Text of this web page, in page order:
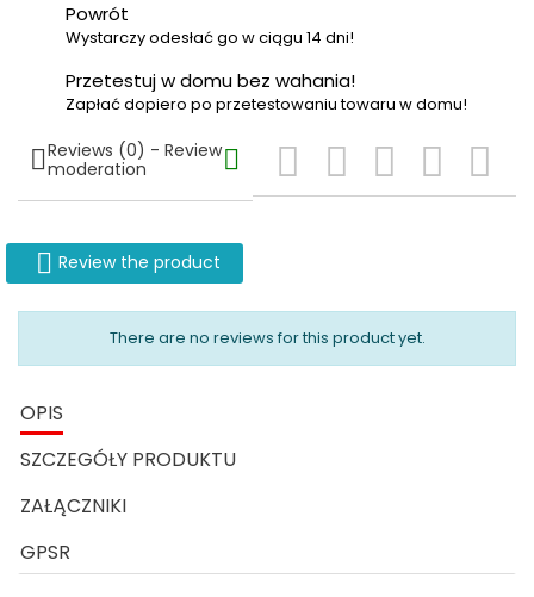
Powrót
Wystarczy odesłać go w ciągu 14 dni!
Przetestuj w domu bez wahania!
Zapłać dopiero po przetestowaniu towaru w domu!
Reviews (0) - Review
moderation
     
 Review the product
There are no reviews for this product yet.
OPIS
SZCZEGÓŁY PRODUKTU
ZAŁĄCZNIKI
GPSR